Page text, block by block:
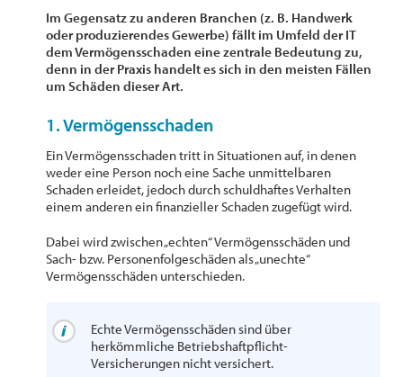
Im Gegensatz zu anderen Branchen (z. B. Handwerk
oder produzierendes Gewerbe) fällt im Umfeld der IT
dem Vermögensschaden eine zentrale Bedeutung zu,
denn in der Praxis handelt es sich in den meisten Fällen
um Schäden dieser Art.
1. Vermögensschaden
Ein Vermögensschaden tritt in Situationen auf, in denen
weder eine Person noch eine Sache unmittelbaren
Schaden erleidet, jedoch durch schuldhaftes Verhalten
einem anderen ein finanzieller Schaden zugefügt wird.
Dabei wird zwischen „echten“ Vermögensschäden und
Sach- bzw. Personenfolgeschäden als „unechte“
Vermögensschäden unterschieden.
Echte Vermögensschäden sind über
herkömmliche Betriebshaftpflicht-
Versicherungen nicht versichert.